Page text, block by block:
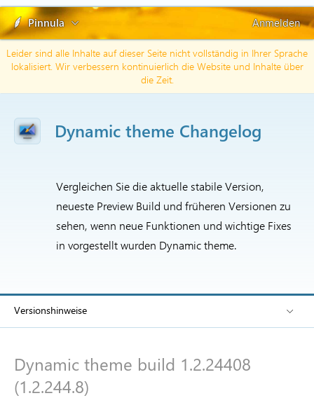
Pinnula Anmelden
Leider sind alle Inhalte auf dieser Seite nicht vollständig in Ihrer Sprache
lokalisiert. Wir verbessern kontinuierlich die Website und Inhalte über
die Zeit.
Dynamic theme Changelog
Vergleichen Sie die aktuelle stabile Version,
neueste Preview Build und früheren Versionen zu
sehen, wenn neue Funktionen und wichtige Fixes
in vorgestellt wurden Dynamic theme.
Versionshinweise
Dynamic theme build 1.2.24408
(1.2.244.8)